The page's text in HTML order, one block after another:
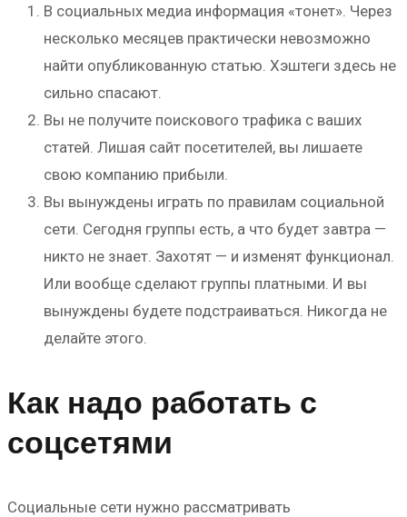
В социальных медиа информация «тонет». Через
несколько месяцев практически невозможно
найти опубликованную статью. Хэштеги здесь не
сильно спасают.
Вы не получите поискового трафика с ваших
статей. Лишая сайт посетителей, вы лишаете
свою компанию прибыли.
Вы вынуждены играть по правилам социальной
сети. Сегодня группы есть, а что будет завтра —
никто не знает. Захотят — и изменят функционал.
Или вообще сделают группы платными. И вы
вынуждены будете подстраиваться. Никогда не
делайте этого.
Как надо работать с
соцсетями
Социальные сети нужно рассматривать